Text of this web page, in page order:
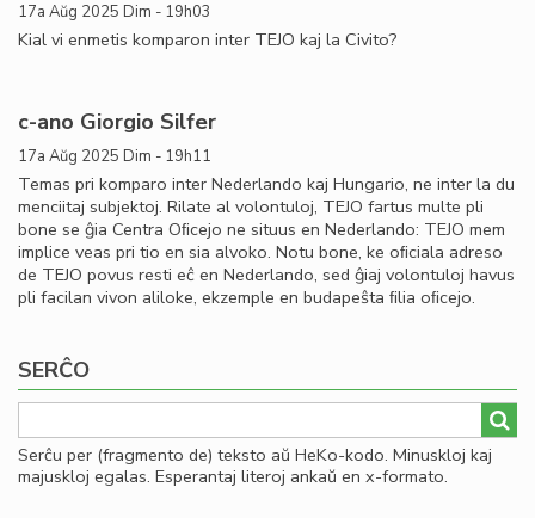
17a Aŭg 2025 Dim - 19h03
Kial vi enmetis komparon inter TEJO kaj la Civito?
c-ano Giorgio Silfer
17a Aŭg 2025 Dim - 19h11
Temas pri komparo inter Nederlando kaj Hungario, ne inter la du
menciitaj subjektoj. Rilate al volontuloj, TEJO fartus multe pli
bone se ĝia Centra Oﬁcejo ne situus en Nederlando: TEJO mem
implice veas pri tio en sia alvoko. Notu bone, ke oﬁciala adreso
de TEJO povus resti eĉ en Nederlando, sed ĝiaj volontuloj havus
pli facilan vivon aliloke, ekzemple en budapeŝta ﬁlia oﬁcejo.
SERĈO
Serĉu per (fragmento de) teksto aŭ HeKo-kodo. Minuskloj kaj
majuskloj egalas. Esperantaj literoj ankaŭ en x-formato.